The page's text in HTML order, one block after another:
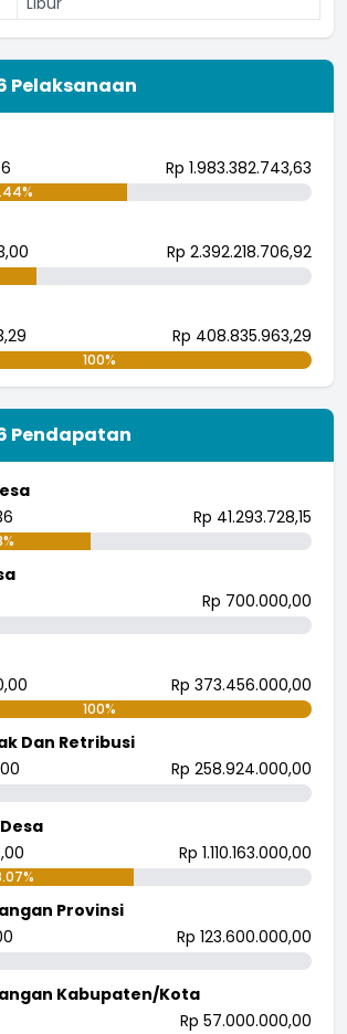
Pelaksanaan
Rp 1.983.382.743,63
Rp 2.392.218.706,92
Rp 408.835.963,29
100%
Pendapatan
Rp 41.293.728,15
Rp 700.000,00
Rp 373.456.000,00
100%
Dan Retribusi
Rp 258.924.000,00
Rp 1.110.163.000,00
Provinsi
Rp 123.600.000,00
Kabupaten/Kota
Rp 57.000.000,00